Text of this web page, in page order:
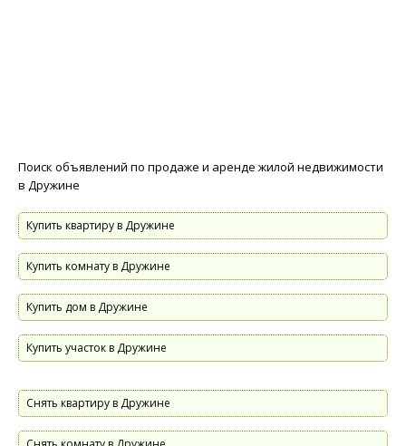
Поиск объявлений по продаже и аренде жилой недвижимости
в Дружине
Купить квартиру в Дружине
Купить комнату в Дружине
Купить дом в Дружине
Купить участок в Дружине
Снять квартиру в Дружине